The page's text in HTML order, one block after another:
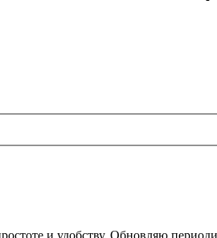
и удобству. Обновляю